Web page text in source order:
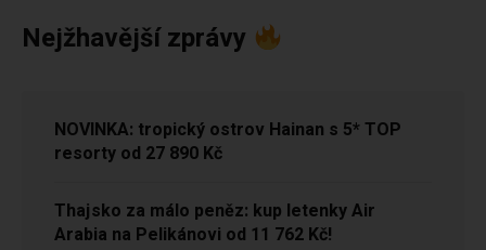
Nejžhavější zprávy
NOVINKA: tropický ostrov Hainan s 5* TOP
resorty od 27 890 Kč
Thajsko za málo peněz: kup letenky Air
Arabia na Pelikánovi od 11 762 Kč!